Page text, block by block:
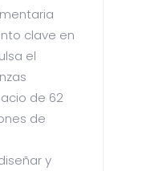
clave en
el
de 62
de
y